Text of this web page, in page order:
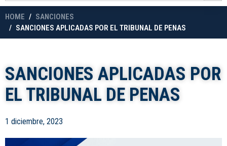
HOME
SANCIONES
SANCIONES APLICADAS POR EL TRIBUNAL DE PENAS
SANCIONES APLICADAS POR
EL TRIBUNAL DE PENAS
1 diciembre, 2023